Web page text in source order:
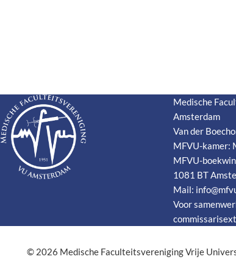
Medische
Amsterdam
Van der
MFVU-kamer:
MFVU-
1081 BT
Mail:
Voor
© 2026 Medische Faculteitsvereniging Vrije